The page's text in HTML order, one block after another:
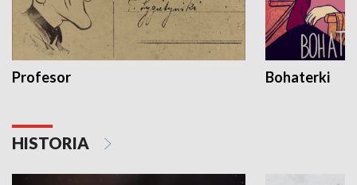
Profesor Bohaterki
HISTORIA